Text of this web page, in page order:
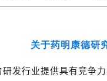
关于药明康德研
研发行业提供具有竞争